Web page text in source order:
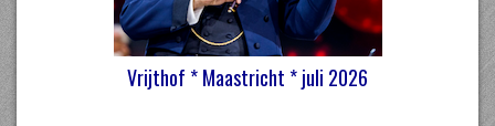
Vrijthof * Maastricht * juli 2026